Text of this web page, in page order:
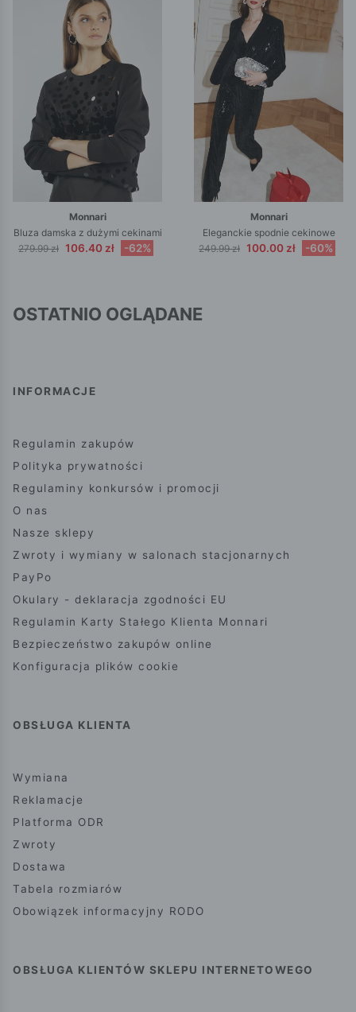
Monnari
Bluza damska z dużymi cekinami
279.99 zł 106.40 zł -62%
Monnari
Eleganckie spodnie cekinowe
249.99 zł 100.00 zł -60%
OSTATNIO OGLĄDANE
INFORMACJE
Regulamin zakupów
Polityka prywatności
Regulaminy konkursów i promocji
O nas
Nasze sklepy
Zwroty i wymiany w salonach stacjonarnych
PayPo
Okulary - deklaracja zgodności EU
Regulamin Karty Stałego Klienta Monnari
Bezpieczeństwo zakupów online
Konfiguracja plików cookie
OBSŁUGA KLIENTA
Wymiana
Reklamacje
Platforma ODR
Zwroty
Dostawa
Tabela rozmiarów
Obowiązek informacyjny RODO
OBSŁUGA KLIENTÓW SKLEPU INTERNETOWEGO